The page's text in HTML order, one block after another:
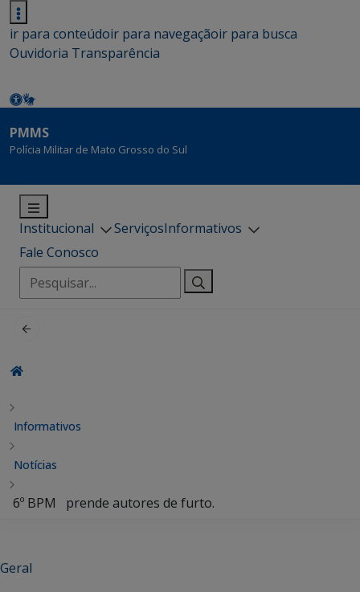
ir para conteúdoir para navegaçãoir para busca
Ouvidoria Transparência
PMMS
Polícia Militar de Mato Grosso do Sul
Institucional ServiçosInformativos
Fale Conosco
Pesquisar
por:
Informativos
Notícias
6º BPM prende autores de furto.
Geral